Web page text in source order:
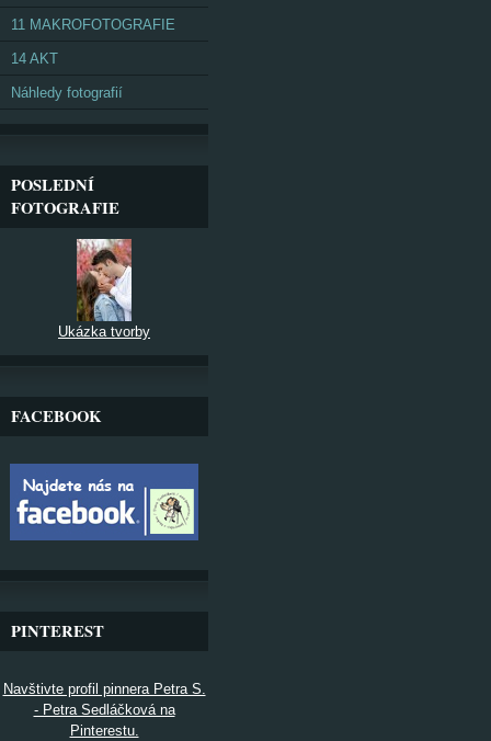
11 MAKROFOTOGRAFIE
14 AKT
Náhledy fotografií
POSLEDNÍ
FOTOGRAFIE
Ukázka tvorby
FACEBOOK
PINTEREST
Navštivte profil pinnera Petra S.
- Petra Sedláčková na
Pinterestu.